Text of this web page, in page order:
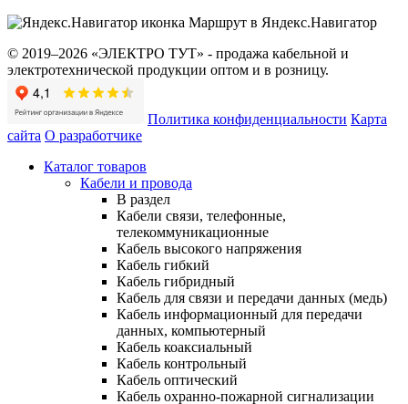
Маршрут в Яндекс.Навигатор
© 2019–2026 «ЭЛЕКТРО ТУТ» - продажа кабельной и
электротехнической продукции оптом и в розницу.
Политика конфиденциальности Карта
сайта О разработчике
Каталог товаров
Кабели и провода
В раздел
Кабели связи, телефонные,
телекоммуникационные
Кабель высокого напряжения
Кабель гибкий
Кабель гибридный
Кабель для связи и передачи данных (медь)
Кабель информационный для передачи
данных, компьютерный
Кабель коаксиальный
Кабель контрольный
Кабель оптический
Кабель охранно-пожарной сигнализации